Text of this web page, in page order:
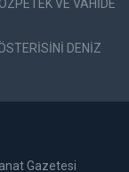
VE VAHİDE
DENİZ
Gazetesi